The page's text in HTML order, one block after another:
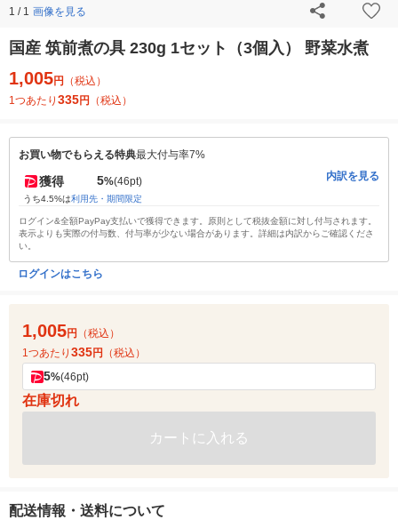
1 / 1 画像を見る
国産 筑前煮の具 230g 1セット（3個入） 野菜水煮
1,005円
（税込）
1つあたり 335円 （税込）
お買い物でもらえる特典最大付与率7%
獲得 5%(46pt)
うち4.5%は利用先・期間限定
内訳を見る
ログイン&全額PayPay支払いで獲得できます。原則として税抜金額に対し付与されます。
表示よりも実際の付与数、付与率が少ない場合があります。詳細は内訳からご確認くださ
い。
ログインはこちら
1,005円
（税込）
1つあたり 335円 （税込）
5%(46pt)
在庫切れ
カートに入れる
配送情報・送料について